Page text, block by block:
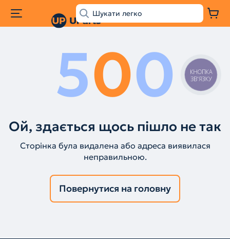
500
Ой, здається щось пішло не так
Сторінка була видалена або адреса виявилася
неправильною.
Повернутися на головну
КНОПКА
ЗВ'ЯЗКУ